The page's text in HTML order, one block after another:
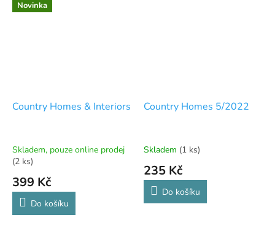
Novinka
Country Homes & Interiors
Skladem, pouze online prodej
(2 ks)
399 Kč
Do košíku
Country Homes 5/2022
Skladem (1 ks)
235 Kč
Do košíku